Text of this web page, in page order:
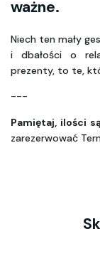
ważne.
Niech ten mały
i dbałości o
prezenty, to te,
---
Pamiętaj, ilości
zarezerwować